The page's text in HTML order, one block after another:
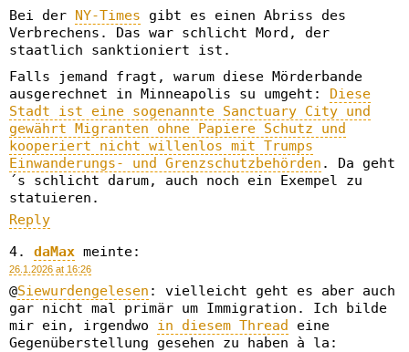
Bei der NY-Times gibt es einen Abriss des
Verbrechens. Das war schlicht Mord, der
staatlich sanktioniert ist.
Falls jemand fragt, warum diese Mörderbande
ausgerechnet in Minneapolis su umgeht: Diese
Stadt ist eine sogenannte Sanctuary City und
gewährt Migranten ohne Papiere Schutz und
kooperiert nicht willenlos mit Trumps
Einwanderungs- und Grenzschutzbehörden . Da geht
´s schlicht darum, auch noch ein Exempel zu
statuieren.
Reply
daMax meinte:
26.1.2026 at 16:26
@Siewurdengelesen : vielleicht geht es aber auch
gar nicht mal primär um Immigration. Ich bilde
mir ein, irgendwo in diesem Thread
eine
Gegenüberstellung gesehen zu haben à la: